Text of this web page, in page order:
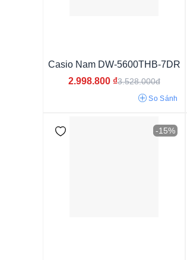
Casio Nam DW-5600THB-7DR
2.998.800 ₫3.528.000đ
So Sánh
-15%